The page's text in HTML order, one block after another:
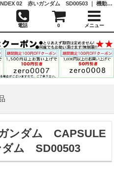
ンダム CAPSULE
ム SD00503
バンダイ 機動戦士ガンダム CAPSULE INDEX 02 赤いガンダム SD00503 ｜ 機動戦士ガンダム関連商品 ｜ガシャポン,フィギュア,トミカ,食玩,販売,通販,大阪,日本橋, 『Toy's Zero』 トイズゼロ
電話 0 メニュー